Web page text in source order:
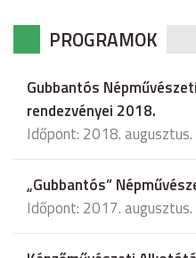
PROGRAMOK
Gubbantós
rendezvényei 2018.
Időpont: 2018.
„Gubbantós”
Időpont: 2017.